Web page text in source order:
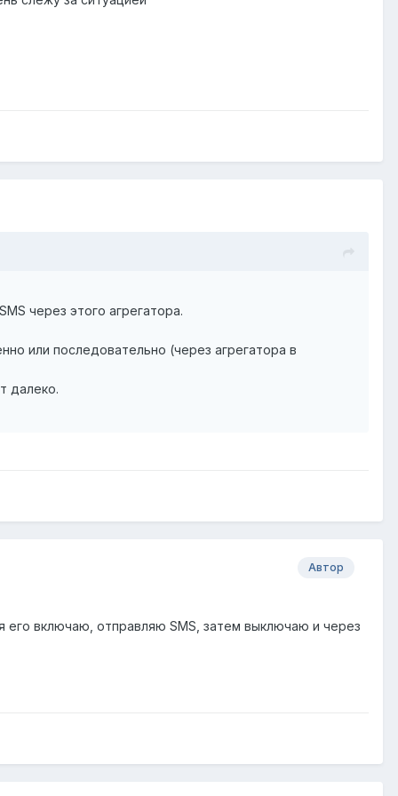
через этого агрегатора.
или последовательно (через агрегатора в
далеко.
Автор
включаю, отправляю SMS, затем выключаю и через